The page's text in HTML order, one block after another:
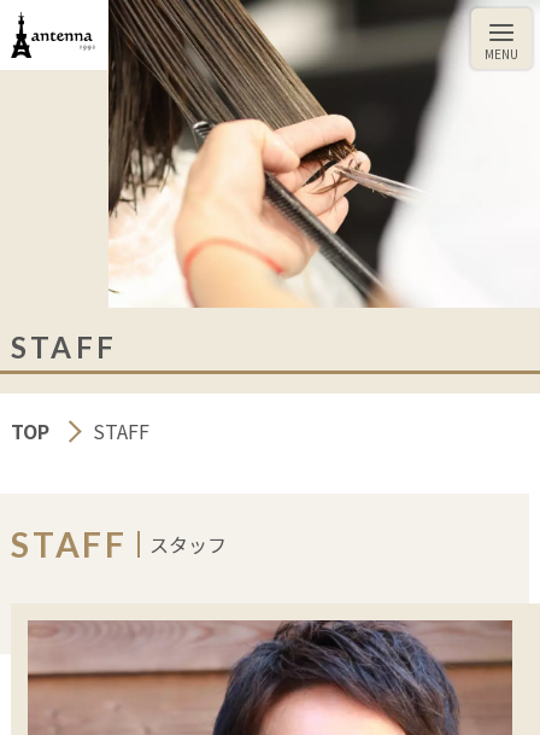
COLOR
HEAD SPA
STAFF
TOP STAFF
STAFF スタッフ